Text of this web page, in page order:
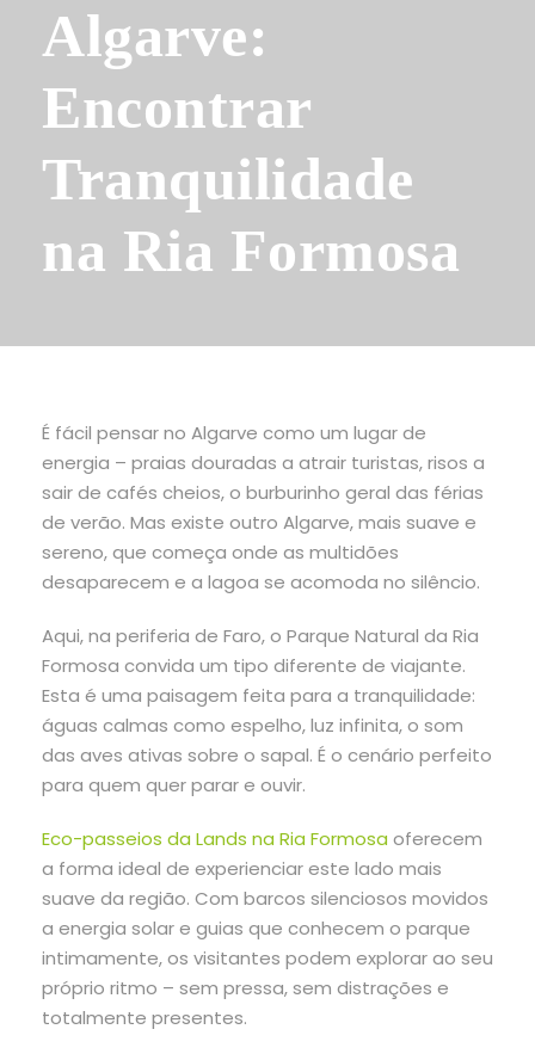
Algarve:
Encontrar
Tranquilidade
na Ria Formosa
É fácil pensar no Algarve como um lugar de
energia – praias douradas a atrair turistas, risos a
sair de cafés cheios, o burburinho geral das férias
de verão. Mas existe outro Algarve, mais suave e
sereno, que começa onde as multidões
desaparecem e a lagoa se acomoda no silêncio.
Aqui, na periferia de Faro, o Parque Natural da Ria
Formosa convida um tipo diferente de viajante.
Esta é uma paisagem feita para a tranquilidade:
águas calmas como espelho, luz infinita, o som
das aves ativas sobre o sapal. É o cenário perfeito
para quem quer parar e ouvir.
Eco-passeios da Lands na Ria Formosa oferecem
a forma ideal de experienciar este lado mais
suave da região. Com barcos silenciosos movidos
a energia solar e guias que conhecem o parque
intimamente, os visitantes podem explorar ao seu
próprio ritmo – sem pressa, sem distrações e
totalmente presentes.